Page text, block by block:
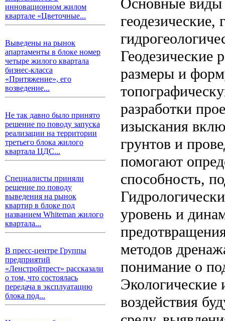
инновационном жилом
квартале «Цветочные...
Выведены на рынок
апартаменты в блоке номер
четыре жилого квартала
бизнес-класса
«Притяжение», его
возведение...
Не так давно было принято
решение по поводу запуска
реализации на территории
третьего блока жилого
квартала ЦДС...
Специалисты приняли
решение по поводу
выведения на рынок
квартир в блоке под
названием Whiteman жилого
квартала...
В пресс-центре Группы
предприятий
«Ленстройтрест» рассказали
о том, что состоялась
передача в эксплуатацию
блока под...
Основные
геодезические,
Геодезические
размеры и
разработки
изыскания
грунтов и
помогают
способность,
уровень и
методов
понимание о
Экологические
воздействия